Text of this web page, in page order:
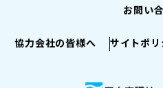
お問い
協力会社の皆様へ サイトポ